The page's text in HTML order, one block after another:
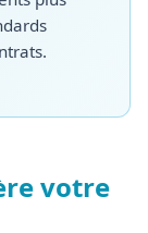
votre